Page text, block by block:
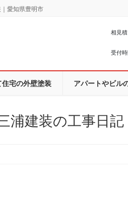
愛知県豊明市
相見
受付
住宅の外壁塗装 アパートやビル
浦建装の工事日記